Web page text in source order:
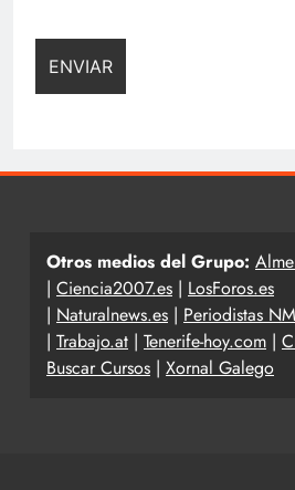
Otros medios del Grupo:
| Ciencia2007.es | LosForos.es
| Naturalnews.es | Periodistas
| Trabajo.at | Tenerife-hoy.com |
Buscar Cursos | Xornal Galego